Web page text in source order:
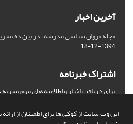
این وب سایت از کوکی ها برای اطمینان از
آخرین اخبار
مجله «روان شناسی مدرسه» در بین ده
1394-12-18
اشتراک خبرنامه
برای دریافت اخبار و اطلاعیه های مهم